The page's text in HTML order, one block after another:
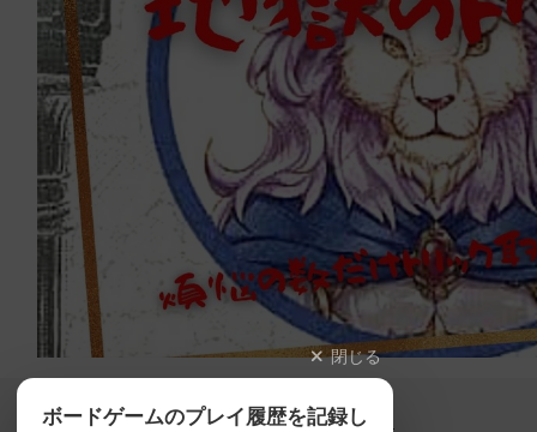
閉じる
ボードゲームのプレイ履歴を記録し
【ボドゲーマ】ボードゲームの総合情報サイト